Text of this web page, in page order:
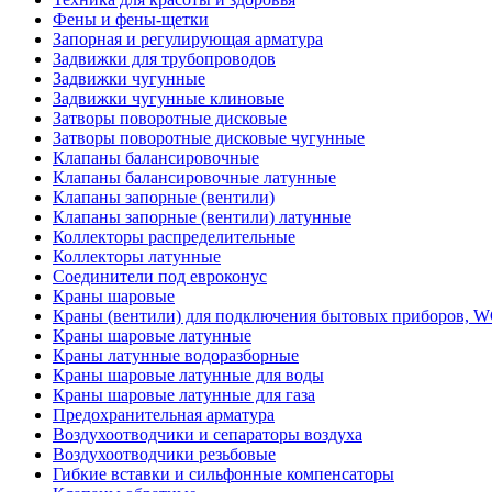
Фены и фены-щетки
Запорная и регулирующая арматура
Задвижки для трубопроводов
Задвижки чугунные
Задвижки чугунные клиновые
Затворы поворотные дисковые
Затворы поворотные дисковые чугунные
Клапаны балансировочные
Клапаны балансировочные латунные
Клапаны запорные (вентили)
Клапаны запорные (вентили) латунные
Коллекторы распределительные
Коллекторы латунные
Соединители под евроконус
Краны шаровые
Краны (вентили) для подключения бытовых приборов,
Краны шаровые латунные
Краны латунные водоразборные
Краны шаровые латунные для воды
Краны шаровые латунные для газа
Предохранительная арматура
Воздухоотводчики и сепараторы воздуха
Воздухоотводчики резьбовые
Гибкие вставки и сильфонные компенсаторы